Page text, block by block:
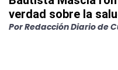
verdad sobre la
PorRedacción Diario de